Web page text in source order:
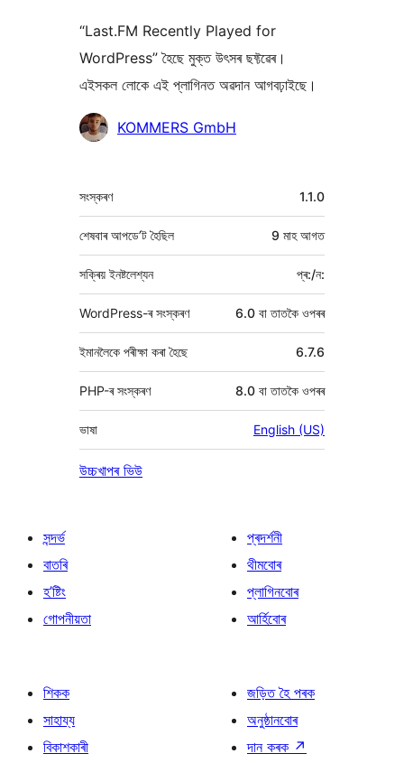
“Last.FM Recently Played for
WordPress” হৈছে মুক্ত উৎসৰ ছফ্টৱেৰ।
এইসকল লোকে এই প্লাগিনত অৱদান আগবঢ়াইছে।
অৱদানকাৰীসকলKOMMERS GmbH
মেটা 1.1.0
সংস্কৰণ
9 মাহআগত
শেষবাৰ আপডে’ট হৈছিল
সক্ৰিয় ইনষ্টলেশ্যন প্ৰ:/ন:
WordPress-ৰ সংস্কৰণ 6.0 বা তাতকৈ ওপৰৰ
ইমানলৈকে পৰীক্ষা কৰা হৈছে 6.7.6
PHP-ৰ সংস্কৰণ 8.0 বা তাতকৈ ওপৰৰ
ভাষা English (US)
উচ্চখাপৰ ভিউ
সন্দৰ্ভ
বাতৰি
হ’ষ্টিং
গোপনীয়তা
প্ৰদৰ্শনী
থীমবোৰ
প্লাগিনবোৰ
আৰ্হিবোৰ
শিকক
সাহায্য
বিকাশকাৰী
জড়িত হৈ পৰক
অনুষ্ঠানবোৰ
দান কৰক ↗